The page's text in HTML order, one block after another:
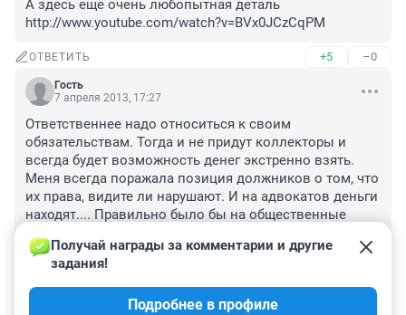
А здесь еще очень любопытная деталь
http://www.youtube.com/watch?v=BVx0JCzCqPM
ОТВЕТИТЬ +5 –0
Гость
7 апреля 2013, 17:27
Ответственнее надо относиться к своим
обязательствам. Тогда и не придут коллекторы и
всегда будет возможность денег экстренно взять.
Меня всегда поражала позиция должников о том, что
их права, видите ли нарушают. И на адвокатов деньги
находят.... Правильно было бы на общественные
суда отправлять. И на вредное производство. И без
соблюдения норм Трудового кодекса. Чтобы
работали по 15 часов в день и все деньги кредитору
отправлялись. Самим только на чашку риса.
Получай награды за комментарии и другие
задания!
Подробнее в профиле